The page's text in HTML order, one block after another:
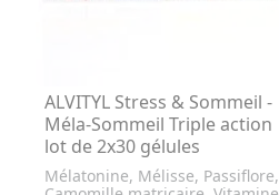
ALVITYL Stress & Sommeil -
Méla-Sommeil Triple action
lot de 2x30 gélules
Mélatonine, Mélisse, Passiflore,